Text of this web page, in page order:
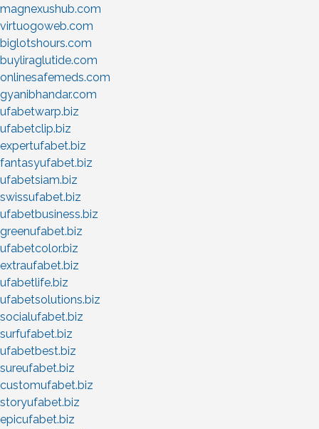
magnexushub.com
virtuogoweb.com
biglotshours.com
buyliraglutide.com
onlinesafemeds.com
gyanibhandar.com
ufabetwarp.biz
ufabetclip.biz
expertufabet.biz
fantasyufabet.biz
ufabetsiam.biz
swissufabet.biz
ufabetbusiness.biz
greenufabet.biz
ufabetcolor.biz
extraufabet.biz
ufabetlife.biz
ufabetsolutions.biz
socialufabet.biz
surfufabet.biz
ufabetbest.biz
sureufabet.biz
customufabet.biz
storyufabet.biz
epicufabet.biz